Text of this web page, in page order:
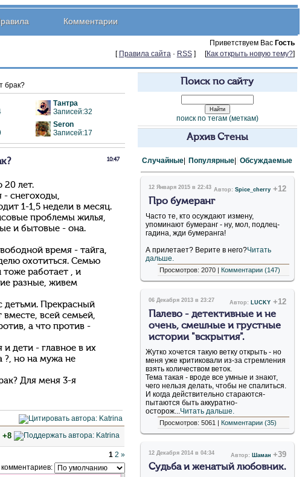
Комментарии
Приветствуем Вас Гость
[ Правила сайта· RSS] [Как открыть новую тему?]
брак?
Тантра
Записей:32
Seron
Записей:17
10:47
20 лет.
- снегоходы,
1-1,5 недели в месяц.
проблемы жилья,
и бытовые - она.
время - тайга,
охотиться. Семью
тоже работает , и
разные, живем
детьми. Прекрасный
всей семьей,
а что против -
и дети - главное в их
?, но на мужа не
Для меня 3-я
+8
1 2 »
Поиск по сайту
поиск по тегам (меткам)
Архив Стены
Случайные| Популярные| Обсуждаемые
12 Января 2015 в 22:43 Автор: Spice_cherry+12
Про бумеранг
Часто те, кто осуждают измену,
упоминают бумеранг - ну, мол, подлец-
гадина, жди бумеранга!
А прилетает? Верите в него?Читать
дальше.
Просмотров: 2070 | Комментарии (147)
06 Декабря 2013 в 23:27 Автор: LUCKY+12
Палево - детективные и не
очень, смешные и грустные
истории "вскрытия".
Жутко хочется такую ветку открыть - но
меня уже критиковали из-за стремления
взять количеством веток.
Тема такая - вроде все умные и знают,
чего нельзя делать, чтобы не спалиться.
И когда действительно стараются-
пытаются быть аккуратно-
осторож...Читать дальше.
Просмотров: 5061 | Комментарии (35)
12 Декабря 2014 в 04:34 Автор: Шаман+39
Судьба и женатый любовник.